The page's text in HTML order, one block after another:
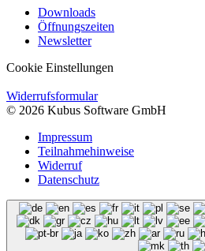
Downloads
Öffnungszeiten
Newsletter
Cookie Einstellungen
Widerrufsformular
© 2026 Kubus Software GmbH
Impressum
Teilnahmehinweise
Widerruf
Datenschutz